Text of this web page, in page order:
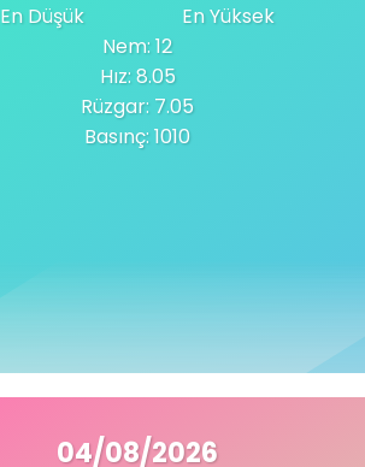
En Düşük
En Yüksek
Nem: 12
Hız: 8.05
Rüzgar: 7.05
Basınç: 1010
04/08/2026